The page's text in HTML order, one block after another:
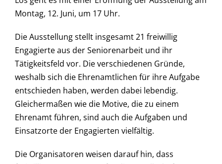
Montag, 12. Juni, um 17 Uhr.
Die Ausstellung stellt insgesamt 21 freiwillig
Engagierte aus der Seniorenarbeit und ihr
Tätigkeitsfeld vor. Die verschiedenen Gründe,
weshalb sich die Ehrenamtlichen für ihre Aufgabe
entschieden haben, werden dabei lebendig.
Gleichermaßen wie die Motive, die zu einem
Ehrenamt führen, sind auch die Aufgaben und
Einsatzorte der Engagierten vielfältig.
Die Organisatoren weisen darauf hin, dass